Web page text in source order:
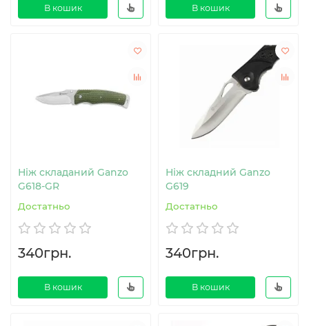
В кошик В кошик
Ніж складаний Ganzo
G618-GR
Достатньо
340грн.
В кошик
Ніж складний Ganzo
G619
Достатньо
340грн.
В кошик